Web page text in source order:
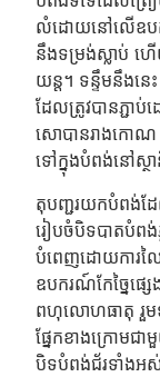
លំដោយនៅលើឧប
នឹងទម្រង់ស្លាប់
យន្ត។ ទន្ទឹមនឹងន
ដែលត្រូវបានភ្ជា
សោបានរាងកោណ ស
ទៅក្នុងបំពង់នៅស្
តុបញ្ជរយកបំពង់ដ
រៀបចំបិទបាតបំពង់
បំពេញដោយការល
ឧបករណ៍កែច្នៃផ្ស
ពហុលោហធាតុ រួ
ផ្នែកខាងក្រោមជ
បិទ​បំពង់​ជ័រ​ទាំង​អ